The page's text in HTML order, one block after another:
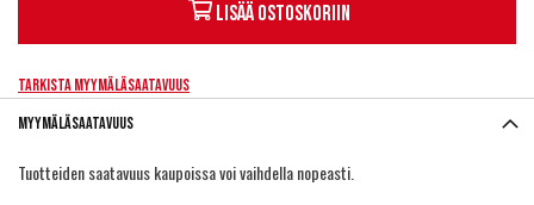
Lisää ostoskoriin
Tarkista myymäläsaatavuus
Myymäläsaatavuus
Tuotteiden saatavuus kaupoissa voi vaihdella nopeasti.